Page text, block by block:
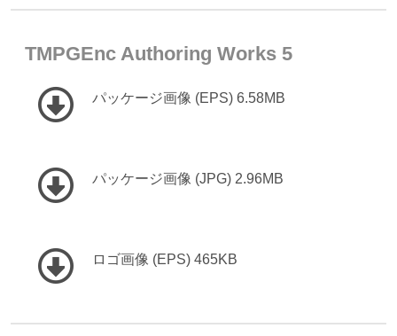
TMPGEnc Authoring Works 5
パッケージ画像 (EPS) 6.58MB
パッケージ画像 (JPG) 2.96MB
ロゴ画像 (EPS) 465KB